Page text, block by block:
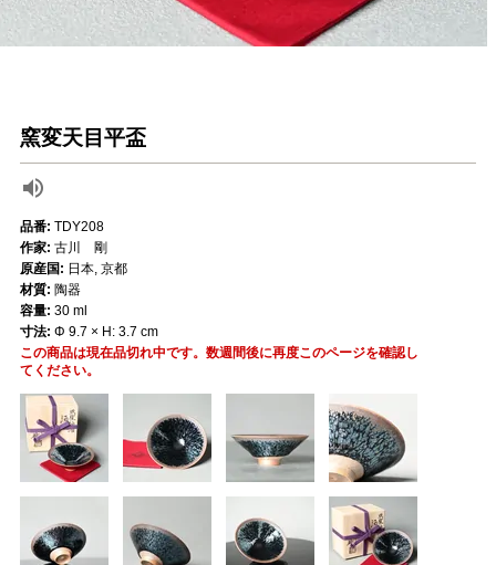
窯変天目平盃
品番: TDY208
作家: 古川 剛
原産国: 日本, 京都
材質: 陶器
容量: 30 ml
寸法: Φ 9.7 × H: 3.7 cm
この商品は現在品切れ中です。数週間後に再度このページを確認し
てください。